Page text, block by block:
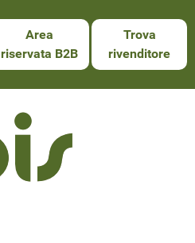
Area
riservata B2B
Trova
rivenditore